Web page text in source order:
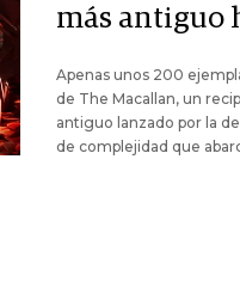
más antiguo
Apenas unos 200
de The Macallan, un
antiguo lanzado por la
de complejidad que